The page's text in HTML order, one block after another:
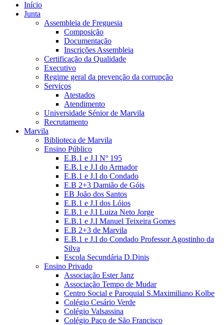
Início
Junta
Assembleia de Freguesia
Composição
Documentação
Inscrições Assembleia
Certificação da Qualidade
Executivo
Regime geral da prevenção da corrupção
Serviços
Atestados
Atendimento
Universidade Sénior de Marvila
Recrutamento
Marvila
Biblioteca de Marvila
Ensino Público
E.B.1 e J.I Nº 195
E.B.1 e J.I do Armador
E.B.1 e J.I do Condado
E.B 2+3 Damião de Góis
EB João dos Santos
E.B.1 e J.I dos Lóios
E.B.1 e J.I Luiza Neto Jorge
E.B.1 e J.I Manuel Teixeira Gomes
E.B 2+3 de Marvila
E.B.1 e J.I do Condado Professor Agostinho da
Silva
Escola Secundária D.Dinis
Ensino Privado
Associação Ester Janz
Associação Tempo de Mudar
Centro Social e Paroquial S.Maximiliano Kolbe
Colégio Cesário Verde
Colégio Valsassina
Colégio Paço de São Francisco